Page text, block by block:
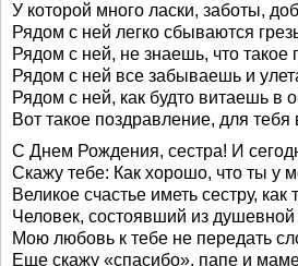
У которой много ласки, заботы,
Рядом с ней легко сбываются
Рядом с ней, не знаешь, что такое
Рядом с ней все забываешь и
Рядом с ней, как будто витаешь в
Вот такое поздравление, для тебя
С Днем Рождения, сестра! И
Скажу тебе: Как хорошо, что ты у
Великое счастье иметь сестру, как
Человек, состоявший из душевной
Мою любовь к тебе не передать
Еще скажу «спасибо», папе и